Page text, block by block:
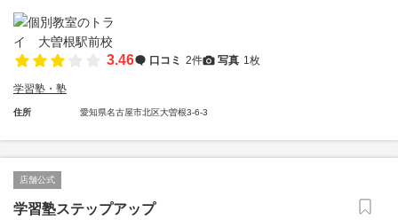
3.46 口コミ 2件 写真 1枚
学習塾・塾
住所 愛知県名古屋市北区大曽根3-6-3
店舗公式
学習塾ステップアップ